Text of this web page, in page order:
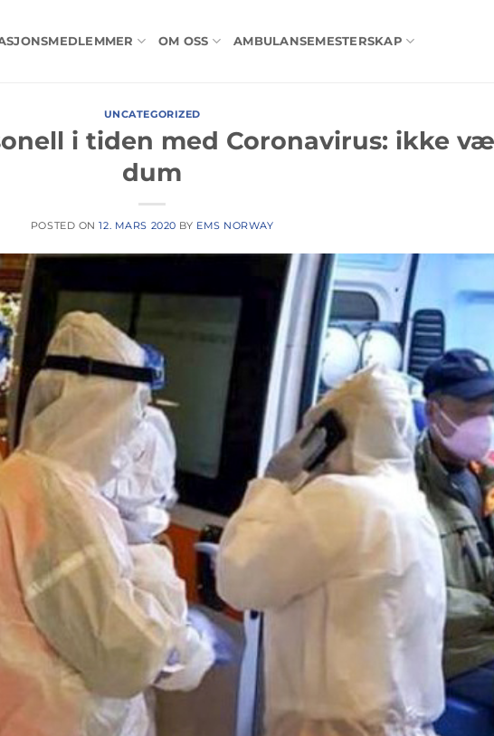
OM OSS AMBULANSEMESTERSKAP
UNCATEGORIZED
i tiden med Coronavirus: ikke
dum
POSTED ON12. MARS 2020 BY EMS NORWAY